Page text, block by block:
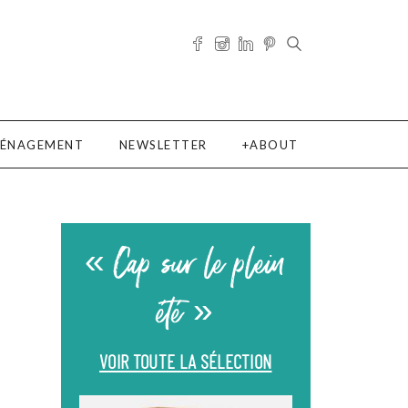
NEWSLETTER ABOUT
« Cap sur le plein
été »
VOIR TOUTE LA SÉLECTION